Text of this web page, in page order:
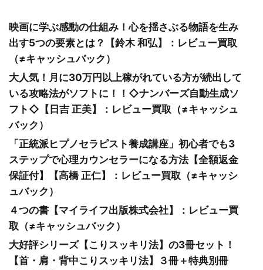
映画に学ぶ感動の仕組み！心を揺さぶる物語を生み
出す5つの要素とは？【鈴木 和弘】：レビュー買取
（≠キャッシュバック）
大人気！月に30万円以上稼がれている方が続出して
いる攻略法がソフトに！！◇ナンバーズ自動生成ソ
フト◇【日吉 正美】：レビュー買取（≠キャッシュ
バック）
「正統派ヒプノセラピスト養成講座」初心者でも3
ステップで心理カウンセラーになる方法【全額返金
保証付】【高橋 正仁】：レビュー買取（≠キャッシ
ュバック）
４つの書【マイライフ出版株式会社】：レビュー買
取（≠キャッシュバック）
大好評シリーズ【こりスッキリ法】の3冊セット！
【首・肩・背中こりスッキリ法】３冊＋特典別冊